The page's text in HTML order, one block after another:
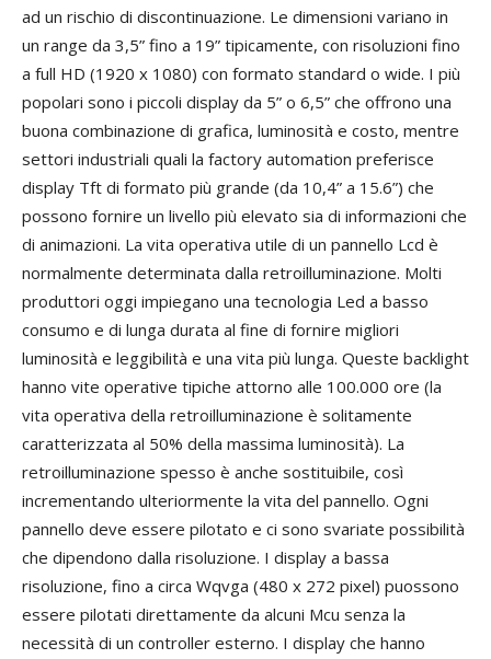
ad un rischio di discontinuazione. Le dimensioni variano in
un range da 3,5” fino a 19” tipicamente, con risoluzioni fino
a full HD (1920 x 1080) con formato standard o wide. I più
popolari sono i piccoli display da 5” o 6,5” che offrono una
buona combinazione di grafica, luminosità e costo, mentre
settori industriali quali la factory automation preferisce
display Tft di formato più grande (da 10,4” a 15.6”) che
possono fornire un livello più elevato sia di informazioni che
di animazioni. La vita operativa utile di un pannello Lcd è
normalmente determinata dalla retroilluminazione. Molti
produttori oggi impiegano una tecnologia Led a basso
consumo e di lunga durata al fine di fornire migliori
luminosità e leggibilità e una vita più lunga. Queste backlight
hanno vite operative tipiche attorno alle 100.000 ore (la
vita operativa della retroilluminazione è solitamente
caratterizzata al 50% della massima luminosità). La
retroilluminazione spesso è anche sostituibile, così
incrementando ulteriormente la vita del pannello. Ogni
pannello deve essere pilotato e ci sono svariate possibilità
che dipendono dalla risoluzione. I display a bassa
risoluzione, fino a circa Wqvga (480 x 272 pixel) puossono
essere pilotati direttamente da alcuni Mcu senza la
necessità di un controller esterno. I display che hanno